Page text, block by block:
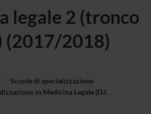
legale 2 (tronco
(2017/2018)
Scuole di specializzazione
in Medicina Legale (D.I.